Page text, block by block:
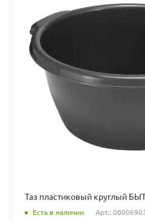
Таз пластиковый круглый
Есть в наличии Арт.: